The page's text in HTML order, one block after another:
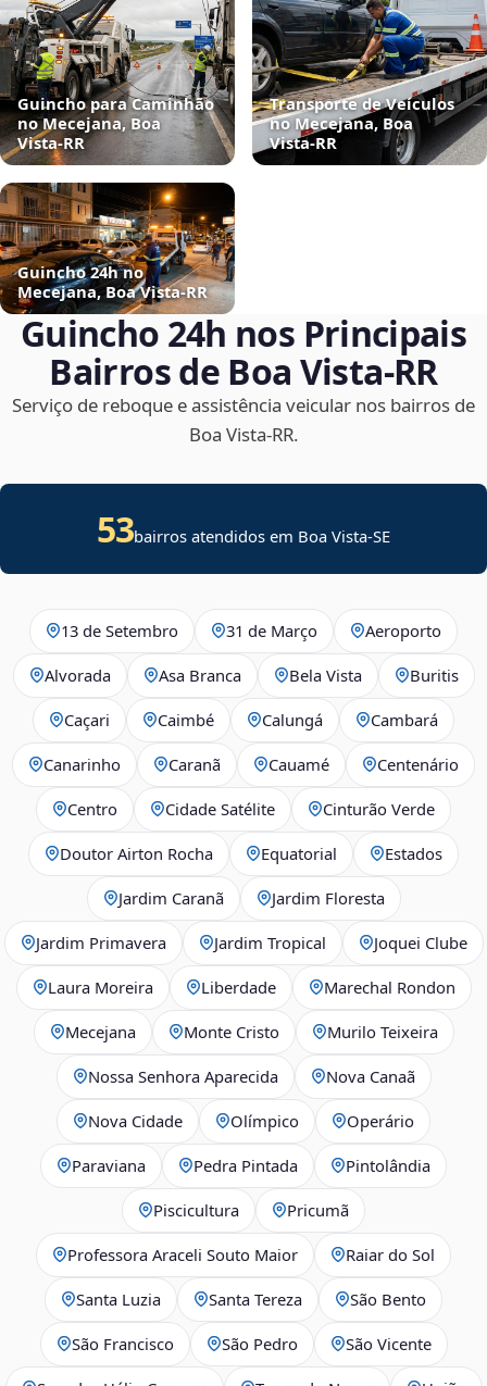
Guincho para Caminhão
no Mecejana, Boa
Vista‑RR
Transporte de Veículos
no Mecejana, Boa
Vista‑RR
Guincho 24h no
Mecejana, Boa Vista‑RR
Guincho 24h nos Principais
Bairros de Boa Vista‑RR
Serviço de reboque e assistência veicular nos bairros de
Boa Vista‑RR.
53bairros atendidos em Boa Vista-SE
13 de Setembro 31 de Março Aeroporto
Alvorada Asa Branca Bela Vista Buritis
Caçari Caimbé Calungá Cambará
Canarinho Caranã Cauamé Centenário
Centro Cidade Satélite Cinturão Verde
Doutor Airton Rocha Equatorial Estados
Jardim Caranã Jardim Floresta
Jardim Primavera Jardim Tropical Joquei Clube
Laura Moreira Liberdade Marechal Rondon
Mecejana Monte Cristo Murilo Teixeira
Nossa Senhora Aparecida Nova Canaã
Nova Cidade Olímpico Operário
Paraviana Pedra Pintada Pintolândia
Piscicultura Pricumã
Professora Araceli Souto Maior Raiar do Sol
Santa Luzia Santa Tereza São Bento
São Francisco São Pedro São Vicente